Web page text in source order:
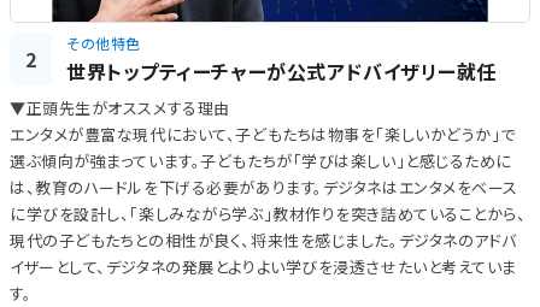
2
その他特色
世界トップティーチャーが公式アドバイザリー就任
▼正頭先生がオススメする理由
エンタメが豊富な現代において、子どもたちは物事を「楽しいかどうか」で
選ぶ傾向が強まっています。子どもたちが「学びは楽しい」と感じるために
は、教育のハードルを下げる必要があります。デジタネはエンタメをベース
に学びを設計し、「楽しみながら学ぶ」教材作りを突き詰めていることから、
現代の子どもたちとの相性が良く、将来性を感じました。デジタネのアドバ
イザーとして、デジタネの発展とよりよい学びを浸透させたいと考えていま
す。